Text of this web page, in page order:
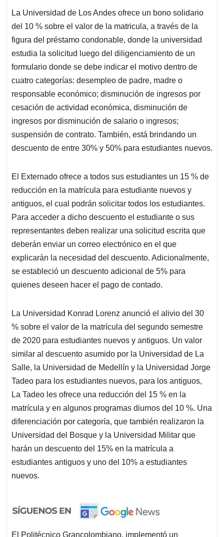
La Universidad de Los Andes ofrece un bono solidario
del 10 % sobre el valor de la matricula, a través de la
figura del préstamo condonable, donde la universidad
estudia la solicitud luego del diligenciamiento de un
formulario donde se debe indicar el motivo dentro de
cuatro categorías: desempleo de padre, madre o
responsable económico; disminución de ingresos por
cesación de actividad económica, disminución de
ingresos por disminución de salario o ingresos;
suspensión de contrato. También, está brindando un
descuento de entre 30% y 50% para estudiantes nuevos.
El Externado ofrece a todos sus estudiantes un 15 % de
reducción en la matrícula para estudiante nuevos y
antiguos, el cual podrán solicitar todos los estudiantes.
Para acceder a dicho descuento el estudiante o sus
representantes deben realizar una solicitud escrita que
deberán enviar un correo electrónico en el que
explicarán la necesidad del descuento. Adicionalmente,
se estableció un descuento adicional de 5% para
quienes deseen hacer el pago de contado.
La Universidad Konrad Lorenz anunció el alivio del 30
% sobre el valor de la matrícula del segundo semestre
de 2020 para estudiantes nuevos y antiguos. Un valor
similar al descuento asumido por la Universidad de La
Salle, la Universidad de Medellín y la Universidad Jorge
Tadeo para los estudiantes nuevos, para los antiguos,
La Tadeo les ofrece una reducción del 15 % en la
matrícula y en algunos programas diurnos del 10 %. Una
diferenciación por categoría, que también realizaron la
Universidad del Bosque y la Universidad Militar que
harán un descuento del 15% en la matrícula a
estudiantes antiguos y uno del 10% a estudiantes
nuevos.
El Politécnico Grancolombiano, implementó un